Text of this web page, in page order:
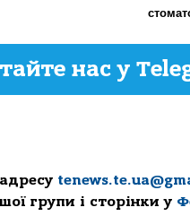
нас у
групи і сторінки у